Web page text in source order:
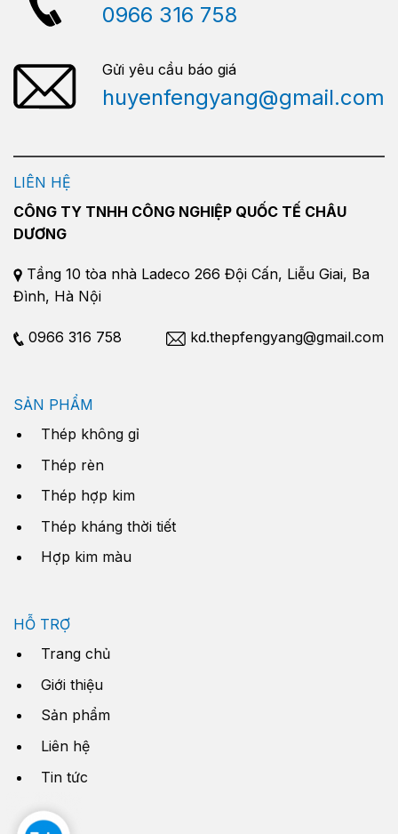
0966 316 758
Gửi yêu cầu báo giá
huyenfengyang@gmail.com
LIÊN HỆ
CÔNG TY TNHH CÔNG NGHIỆP QUỐC TẾ CHÂU
DƯƠNG
Tầng 10 tòa nhà Ladeco 266 Đội Cấn, Liễu Giai, Ba
Đình, Hà Nội
0966 316 758 kd.thepfengyang@gmail.com
SẢN PHẨM
Thép không gỉ
Thép rèn
Thép hợp kim
Thép kháng thời tiết
Hợp kim màu
HỖ TRỢ
Trang chủ
Giới thiệu
Sản phẩm
Liên hệ
Tin tức